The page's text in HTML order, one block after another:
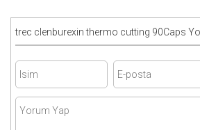
trec clenburexin thermo cutting 90Caps